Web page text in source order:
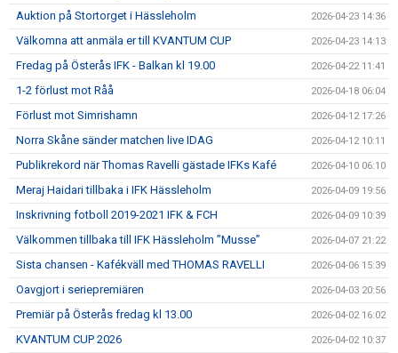
Auktion på Stortorget i Hässleholm 2026-04-23 14:36
Välkomna att anmäla er till KVANTUM CUP 2026-04-23 14:13
Fredag på Österås IFK - Balkan kl 19.00 2026-04-22 11:41
1-2 förlust mot Råå 2026-04-18 06:04
Förlust mot Simrishamn 2026-04-12 17:26
Norra Skåne sänder matchen live IDAG 2026-04-12 10:11
Publikrekord när Thomas Ravelli gästade IFKs Kafé 2026-04-10 06:10
Meraj Haidari tillbaka i IFK Hässleholm 2026-04-09 19:56
Inskrivning fotboll 2019-2021 IFK & FCH 2026-04-09 10:39
Välkommen tillbaka till IFK Hässleholm ”Musse” 2026-04-07 21:22
Sista chansen - Kafékväll med THOMAS RAVELLI 2026-04-06 15:39
Oavgjort i seriepremiären 2026-04-03 20:56
Premiär på Österås fredag kl 13.00 2026-04-02 16:02
KVANTUM CUP 2026 2026-04-02 10:37